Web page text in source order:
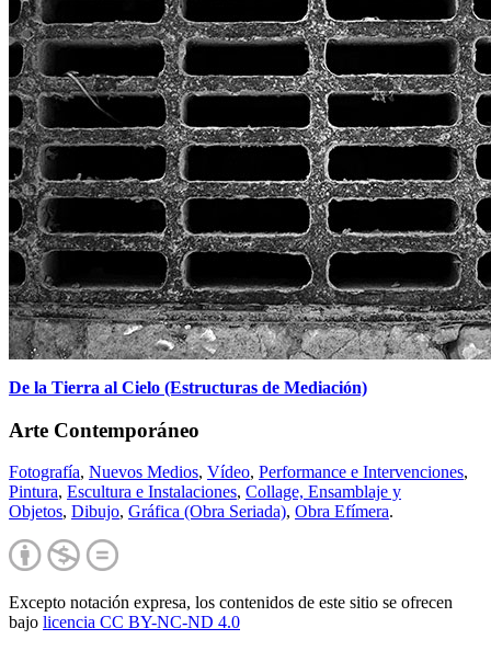
De la Tierra al Cielo (Estructuras de Mediación)
Arte Contemporáneo
Fotografía, Nuevos Medios, Vídeo, Performance e Intervenciones,
Pintura, Escultura e Instalaciones, Collage, Ensamblaje y
Objetos, Dibujo, Gráfica (Obra Seriada), Obra Efímera.
Excepto notación expresa, los contenidos de este sitio se ofrecen
bajo licencia CC BY-NC-ND 4.0